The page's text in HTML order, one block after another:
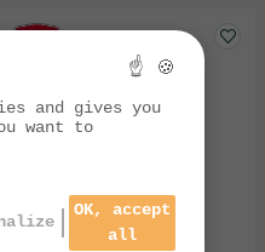
☝ 🍪
and gives you
want to
OK, accept
all